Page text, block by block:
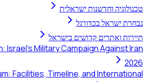
טכנולוגיה וחדשנות ישראלית
נבחרת ישראל בכדורגל
תיירות ואתרים קדושים בישראל
Israel's Military Campaign Against Iran
2026
Facilities, Timeline, and International